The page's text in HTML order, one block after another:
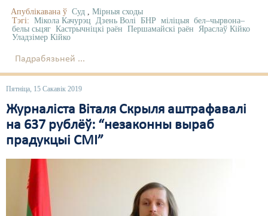
Апублікавана ў Суд , Мірныя сходы
Тэгі: Мікола Качурэц Дзень Волі БНР міліцыя бел–чырвона–
белы сьцяг Кастрычніцкі раён Першамайскі раён Яраслаў Кійко
Уладзімер Кійко
Падрабязьней ...
Пятніца, 15 Сакавік 2019
Журналіста Віталя Скрыля аштрафавалі
на 637 рублёў: “незаконны выраб
прадукцыі СМІ”